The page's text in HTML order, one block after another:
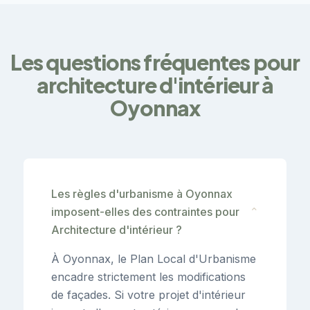
Les questions fréquentes pour
architecture d'intérieur à
Oyonnax
Les règles d'urbanisme à Oyonnax
imposent-elles des contraintes pour
Architecture d'intérieur ?
⌄
À Oyonnax, le Plan Local d'Urbanisme
encadre strictement les modifications
de façades. Si votre projet d'intérieur